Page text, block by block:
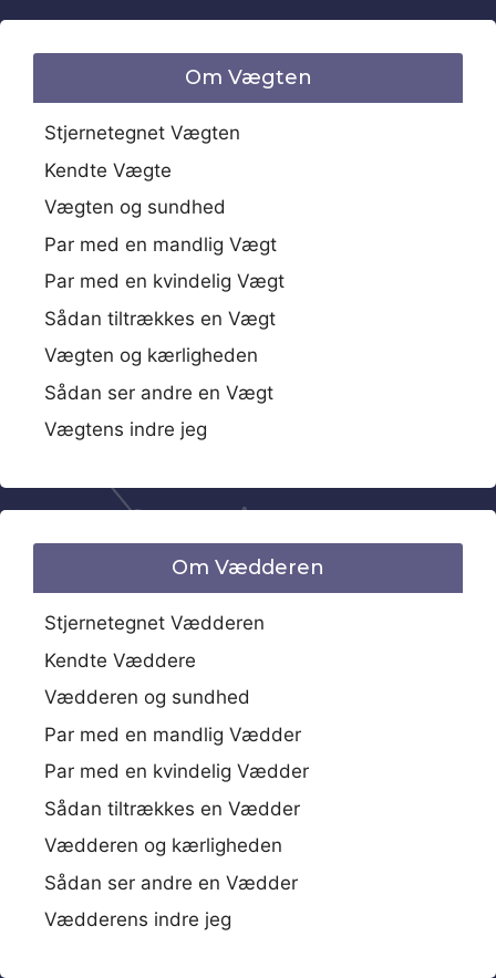
Om Vægten
Stjernetegnet Vægten
Kendte Vægte
Vægten og sundhed
Par med en mandlig Vægt
Par med en kvindelig Vægt
Sådan tiltrækkes en Vægt
Vægten og kærligheden
Sådan ser andre en Vægt
Vægtens indre jeg
Om Vædderen
Stjernetegnet Vædderen
Kendte Væddere
Vædderen og sundhed
Par med en mandlig Vædder
Par med en kvindelig Vædder
Sådan tiltrækkes en Vædder
Vædderen og kærligheden
Sådan ser andre en Vædder
Vædderens indre jeg